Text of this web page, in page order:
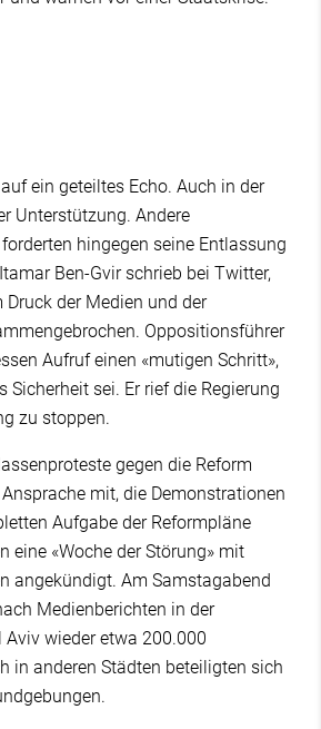
ein geteiltes Echo. Auch in der
Unterstützung. Andere
hingegen seine Entlassung
Ben-Gvir schrieb bei Twitter,
der Medien und der
Oppositionsführer
Aufruf einen «mutigen Schritt»,
Sicherheit sei. Er rief die Regierung
zu stoppen.
gegen die Reform
mit, die Demonstrationen
Aufgabe der Reformpläne
eine «Woche der Störung» mit
angekündigt. Am Samstagabend
Medienberichten in der
Aviv wieder etwa 200.000
in anderen Städten beteiligten sich